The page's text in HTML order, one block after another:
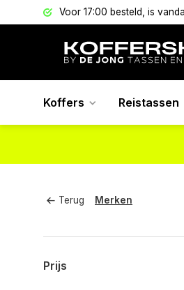
Voor 17:00 besteld, is
Koffers Reistassen
Terug Merken
Prijs